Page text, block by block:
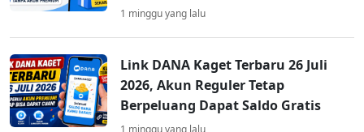
1 minggu yang lalu
Link DANA Kaget Terbaru 26 Juli
2026, Akun Reguler Tetap
Berpeluang Dapat Saldo Gratis